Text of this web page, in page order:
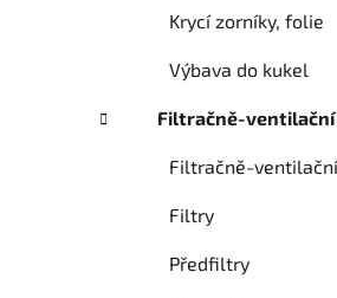
Krycí zorníky, folie
Výbava do kukel
Filtračně-
Filtračně-
Filtry
Předfiltry